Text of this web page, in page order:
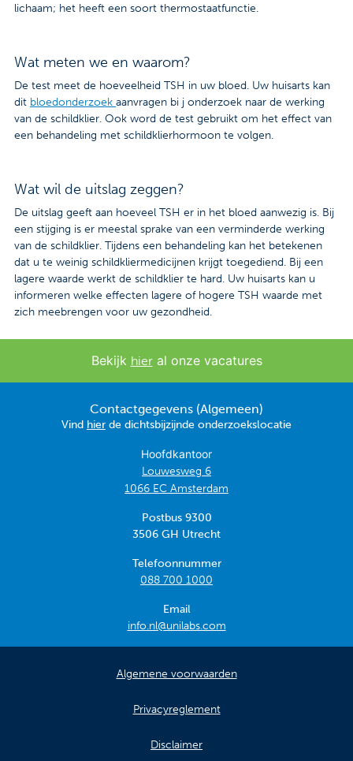
lichaam; het heeft een soort thermostaatfunctie.
Wat meten we en waarom?
De test meet de hoeveelheid TSH in uw bloed. Uw huisarts kan
dit bloedonderzoek aanvragen bi j onderzoek naar de werking
van de schildklier. Ook word de test gebruikt om het effect van
een behandeling met schildklierhormoon te volgen.
Wat wil de uitslag zeggen?
De uitslag geeft aan hoeveel TSH er in het bloed aanwezig is. Bij
een stijging is er meestal sprake van een verminderde werking
van de schildklier. Tijdens een behandeling kan het betekenen
dat u te weinig schildkliermedicijnen krijgt toegediend. Bij een
lagere waarde werkt de schildklier te hard. Uw huisarts kan u
informeren welke effecten lagere of hogere TSH waarde met
zich meebrengen voor uw gezondheid.
Bekijk hieral onze vacatures
Contactgegevens (Algemeen)
Vind hier de dichtsbijzijnde onderzoekslocatie
Hoofdkantoor
Louwesweg 6
1066 EC Amsterdam
Postbus 9300
3506 GH Utrecht
Telefoonnummer
088 700 1000
Email
info.nl@unilabs.com
Algemene voorwaarden
Privacyreglement
Disclaimer